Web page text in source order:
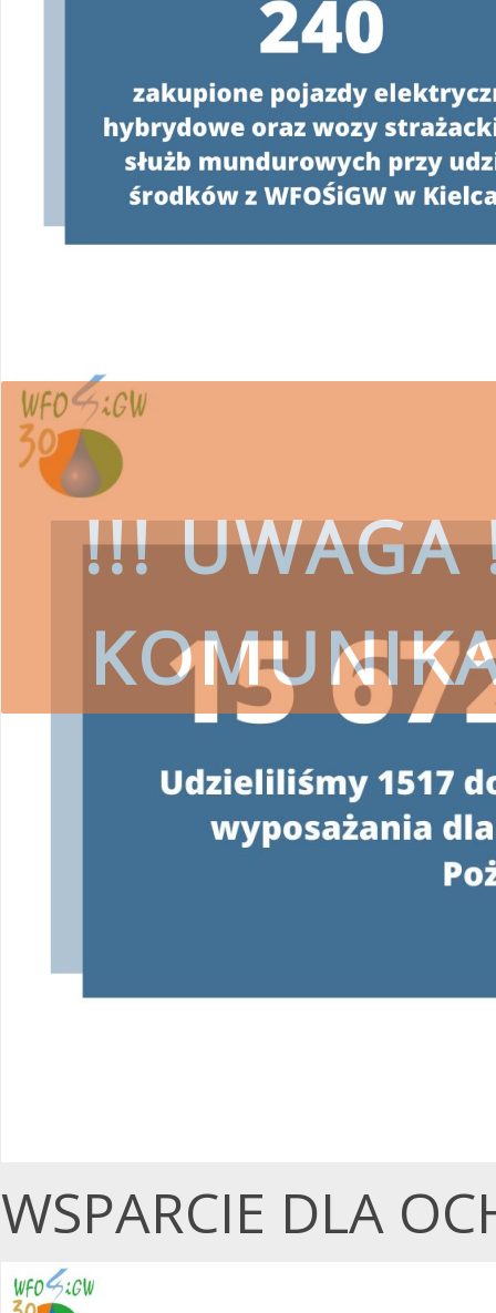
WSPARCIE DLA
W związku z realizacją Programu„Czyste
wsparcie w uzyskaniu dofinansowania i
!!! UWAGA
Wojewódzki Fundusz Ochrony